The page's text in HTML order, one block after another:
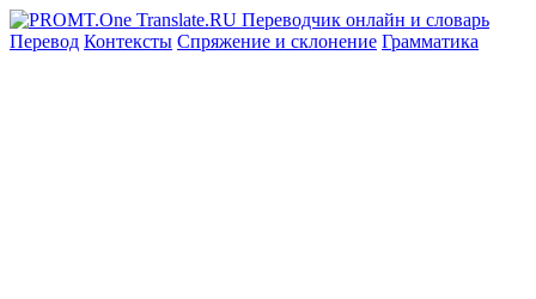
Перевод Контексты Спряжение и склонение Грамматика